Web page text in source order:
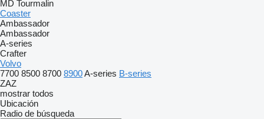
MD Tourmalin
Coaster
Ambassador
Ambassador
A-series
Crafter
Volvo
7700 8500 8700 8900A-series B-series
ZAZ
mostrar todos
Ubicación
Radio de búsqueda